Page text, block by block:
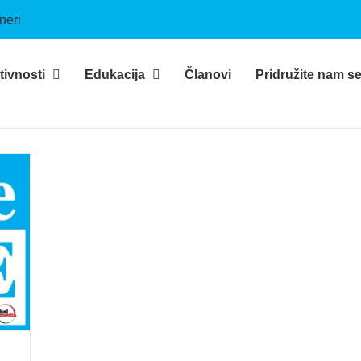
Edukacija Članovi Pridružite nam se